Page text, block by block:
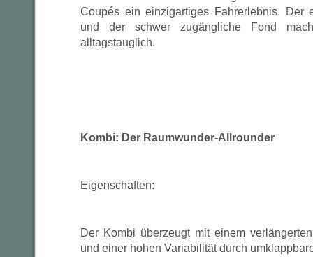
Coupés ein einzigartiges Fahrerlebnis. Der
und der schwer zugängliche Fond
alltagstauglich.
Kombi: Der Raumwunder-Allrounder
Eigenschaften:
Der Kombi überzeugt mit einem
und einer hohen Variabilität durch